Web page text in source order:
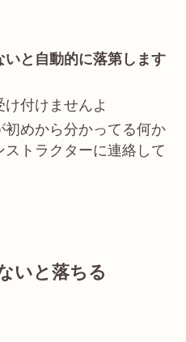
いと自動的に落第します
付けませんよ
初めから分かってる何か
トラクターに連絡して
いと落ちる